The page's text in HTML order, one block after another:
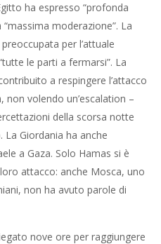
ha espresso “profonda
moderazione”. La
per l’attuale
le parti a fermarsi”. La
a respingere l’attacco
non volendo un’escalation –
della scorsa notte
Giordania ha anche
a Gaza. Solo Hamas si è
attacco: anche Mosca, uno
non ha avuto parole di
nove ore per raggiungere